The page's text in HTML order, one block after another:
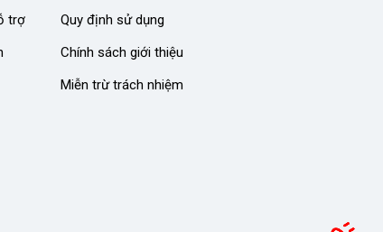
trợ
Quy định sử dụng
Chính sách giới thiệu
Miễn trừ trách nhiệm